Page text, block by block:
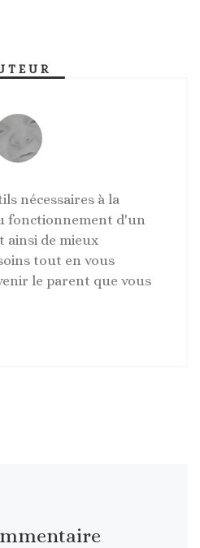
nécessaires à la
fonctionnement d'un
de mieux
tout en vous
le parent que vous